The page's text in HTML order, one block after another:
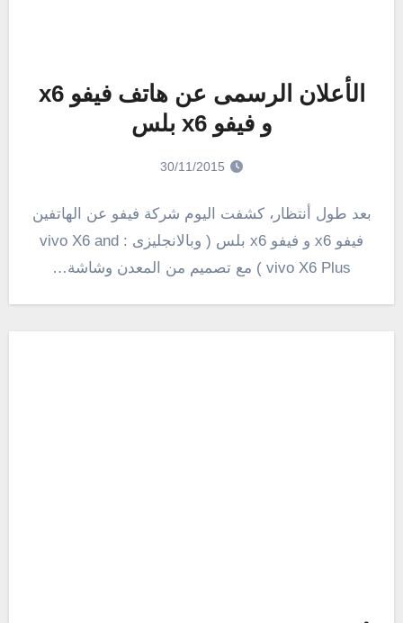
الأعلان الرسمى عن هاتف فيفو x6
و فيفو x6 بلس
30/11/2015
بعد طول أنتظار، كشفت اليوم شركة فيفو عن الهاتفين
فيفو x6 و فيفو x6 بلس ( وبالانجليزى : vivo X6 and
vivo X6 Plus ) مع تصميم من المعدن وشاشة…